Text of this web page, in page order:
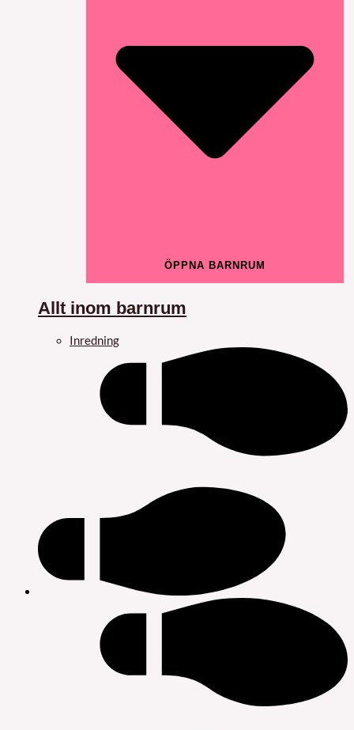
ÖPPNA BARNRUM
Allt inom barnrum
Inredning